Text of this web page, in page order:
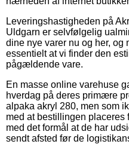
Leveringshastigheden på
Uldgarn er selvfølgelig
dine nye varer nu og her, og
essentielt at vi finder den
pågældende vare.
En masse online varehuse
hverdag på deres primære
alpaka akryl 280, men som
med at bestillingen
med det formål at de har
sendt afsted før de